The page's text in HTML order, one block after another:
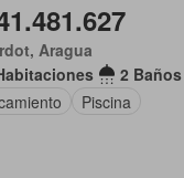
Aragua
2 Baños
Piscina